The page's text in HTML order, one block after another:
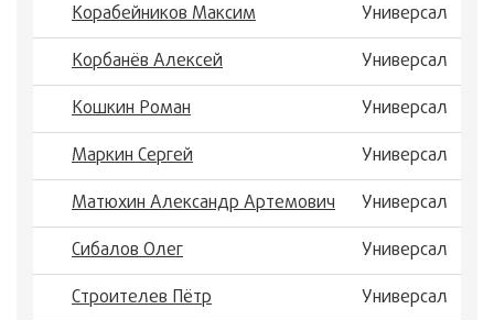
Корабейников Максим
Универсал
Корбанёв Алексей
Универсал
Кошкин Роман
Универсал
Маркин Сергей
Универсал
Матюхин Александр Артемович
Универсал
Сибалов Олег
Универсал
Строителев Пётр
Универсал